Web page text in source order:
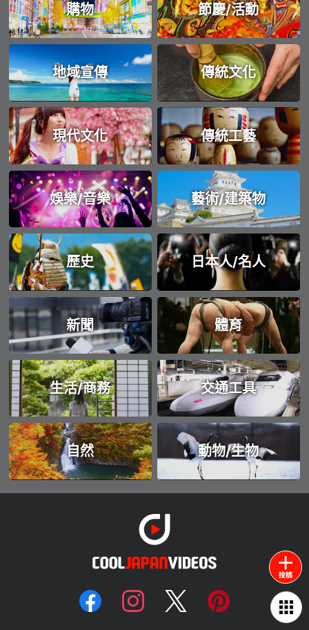
購物 節慶/活動
地域宣傳 傳統文化
現代文化 傳統工藝
娛樂/音樂 藝術/建築物
歷史 日本人/名人
新聞 體育
生活/商務 交通工具
自然 動物/生物